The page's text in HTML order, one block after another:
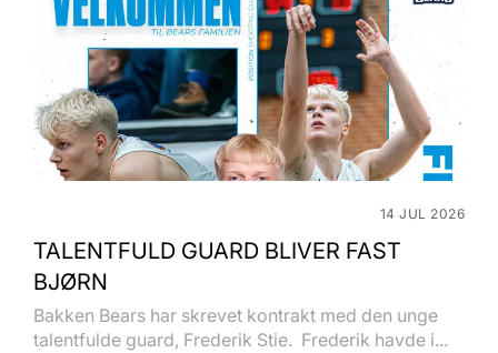
14 JUL 2026
TALENTFULD GUARD BLIVER FAST
BJØRN
Bakken Bears har skrevet kontrakt med den unge
talentfulde guard, Frederik Stie. Frederik havde i...